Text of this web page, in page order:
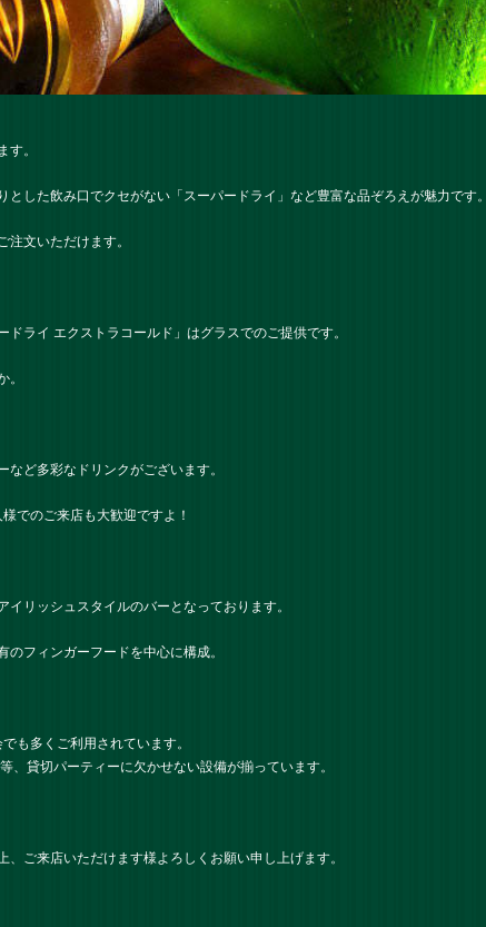
。
した飲み口でクセがない「スーパードライ」など豊富な品ぞろえが魅力です。
注文いただけます。
ライ エクストラコールド」はグラスでのご提供です。
ど多彩なドリンクがございます。
でのご来店も大歓迎ですよ！
リッシュスタイルのバーとなっております。
フィンガーフードを中心に構成。
も多くご利用されています。
貸切パーティーに欠かせない設備が揃っています。
ご来店いただけます様よろしくお願い申し上げます。